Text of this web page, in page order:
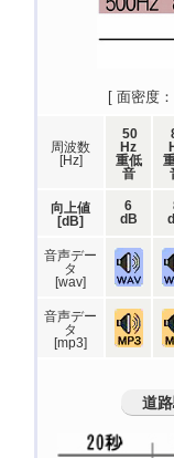
[ 面密度
周波数
[Hz]
50
Hz
重低
音
向上値
[dB]
6
dB
音声デー
タ
[wav]
音声デー
タ
[mp3]
道路